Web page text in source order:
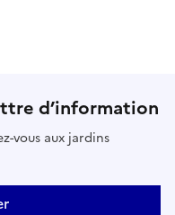
d’information
vous aux jardins